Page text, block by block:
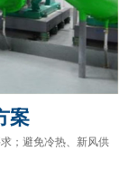
案
；避免冷热、新风供